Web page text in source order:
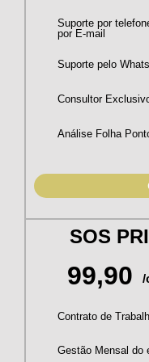
Suporte por
por E-mail
Suporte pelo
Consultor
Análise Folha
SOS
99,90 /
Contrato de
Gestão Mensal do